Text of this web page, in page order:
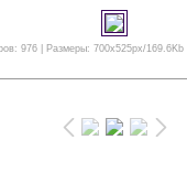
976 | Размеры: 700x525px/169.6Kb